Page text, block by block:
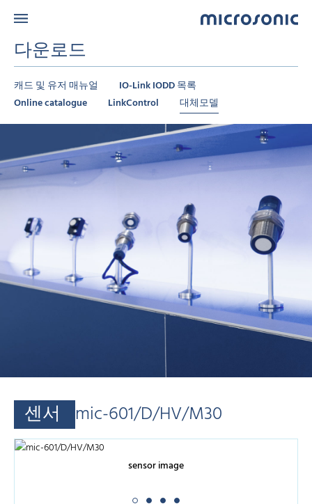
다운로드
캐드 및 유저 매뉴얼
IO-Link IODD 목록
Online catalogue
LinkControl 대체모델
센서 mic-601/D/HV/M30
sensor image